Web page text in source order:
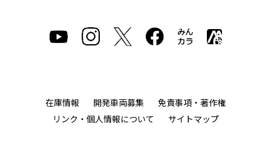
在庫情報 開発車両募集
免責事項・著作権
リンク・個人情報について
サイトマップ